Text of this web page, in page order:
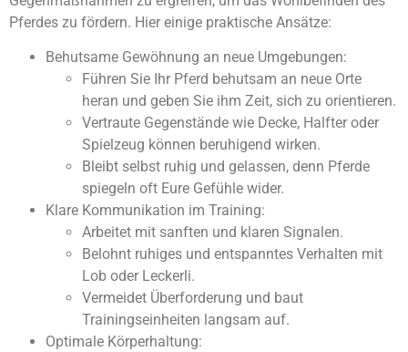
Pferdes zu fördern. Hier einige praktische Ansätze:
Behutsame Gewöhnung an neue Umgebungen:
Führen Sie Ihr Pferd behutsam an neue Orte
heran und geben Sie ihm Zeit, sich zu orientieren.
Vertraute Gegenstände wie Decke, Halfter oder
Spielzeug können beruhigend wirken.
Bleibt selbst ruhig und gelassen, denn Pferde
spiegeln oft Eure Gefühle wider.
Klare Kommunikation im Training:
Arbeitet mit sanften und klaren Signalen.
Belohnt ruhiges und entspanntes Verhalten mit
Lob oder Leckerli.
Vermeidet Überforderung und baut
Trainingseinheiten langsam auf.
Optimale Körperhaltung: